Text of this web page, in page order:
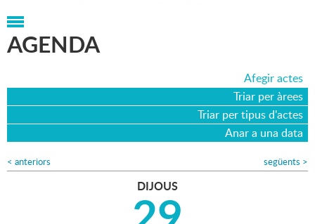
AGENDA
Afegir actes
Triar per àrees
Triar per tipus d'actes
Anar a una data
< anteriors següents >
DIJOUS